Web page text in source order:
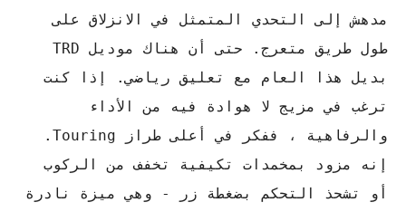
مدهش إلى التحدي المتمثل في الانزلاق على
طول طريق متعرج. حتى أن هناك موديل TRD
بديل هذا العام مع تعليق رياضي. إذا كنت
ترغب في مزيج لا هوادة فيه من الأداء
والرفاهية ، ففكر في أعلى طراز Touring.
إنه مزود بمخمدات تكيفية تخفف من الركوب
أو تشحذ التحكم بضغطة زر - وهي ميزة نادرة